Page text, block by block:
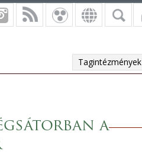
Tagintézmények
a